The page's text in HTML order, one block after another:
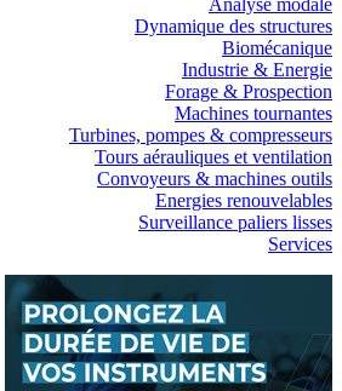
Analyse modale
Dynamique des structures
Biomécanique
Industrie & Energie
Forage & Prospection
Machines tournantes
Turbines, pompes & compresseurs
Tours aérauliques et ventilation
Convoyeurs & machines outils
Energies renouvelables
Surveillance paliers lisses
Services